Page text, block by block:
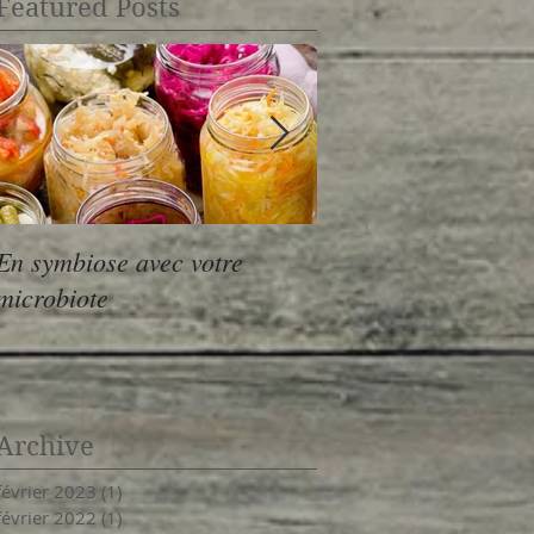
Posts
symbiose avec votre
Menu de Noël, en
options
2023 (1)1 post
2022 (1)1 post